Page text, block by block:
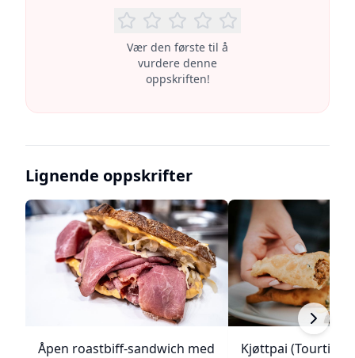
Vær den første til å
vurdere denne
oppskriften!
Lignende oppskrifter
Åpen roastbiff-sandwich med
Kjøttpai